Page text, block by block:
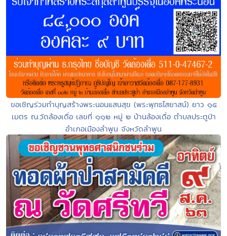
ขอเชิญร่วมทำบุญสร้างพระนอนแสนสุข (พระพุทธไสยาสน์) ยาว ๑๕
เมตร ณ.วัดล้องเดื่อ เลขที่ ๑๑๒ หมู่ ๒ บ้านล้องเดื่อ ตำบลประตูป่า
อำเภอเมืองลำพูน จังหวัดลำพูน